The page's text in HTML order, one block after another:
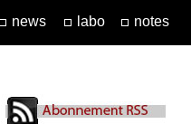
news labo notes